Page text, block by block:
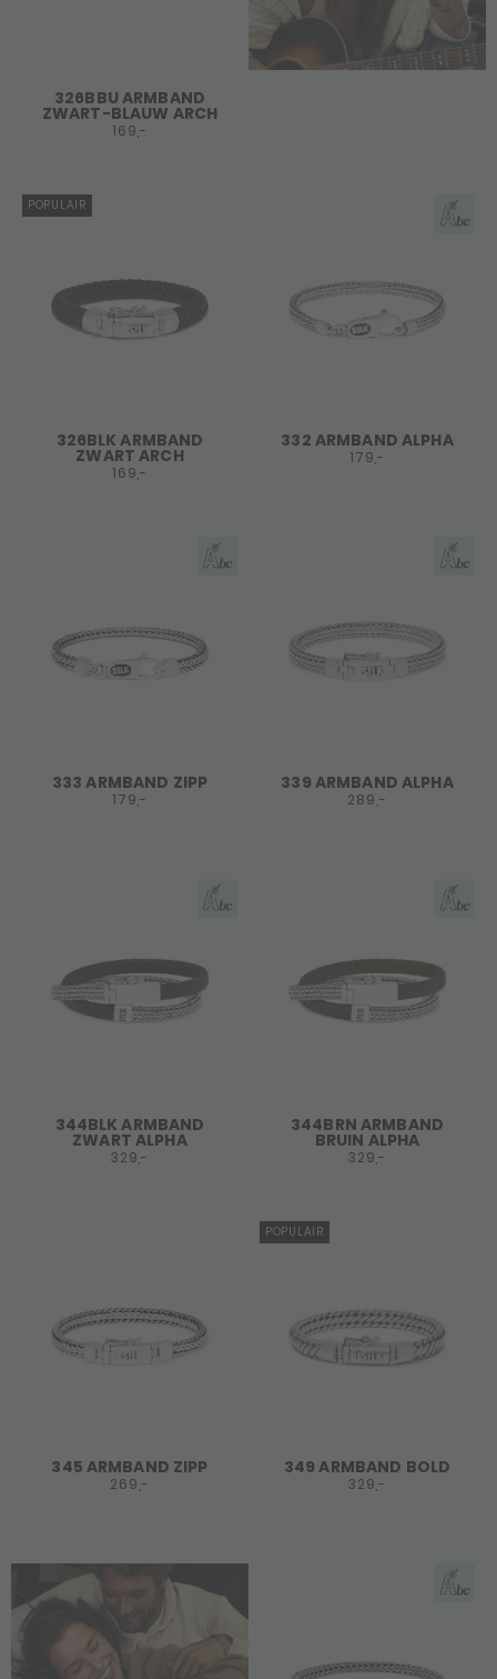
326BBU ARMBAND
ZWART-BLAUW ARCH
169,-
POPULAIR
326BLK ARMBAND
ZWART ARCH
169,-
332 ARMBAND ALPHA
179,-
333 ARMBAND ZIPP
179,-
339 ARMBAND ALPHA
289,-
344BLK ARMBAND
ZWART ALPHA
329,-
344BRN ARMBAND
BRUIN ALPHA
329,-
345 ARMBAND ZIPP
269,-
POPULAIR
349 ARMBAND BOLD
329,-